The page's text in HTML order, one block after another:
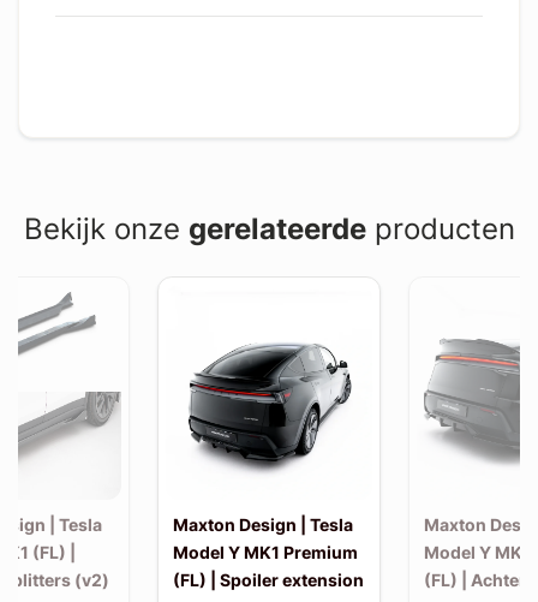
Bekijk onze gerelateerdeproducten
| Tesla
(FL) |
splitters (v2)
Maxton Design | Tesla
Model Y MK1 Premium
(FL) | Spoiler extension
Maxton
Model Y MK1
(FL) | Achter